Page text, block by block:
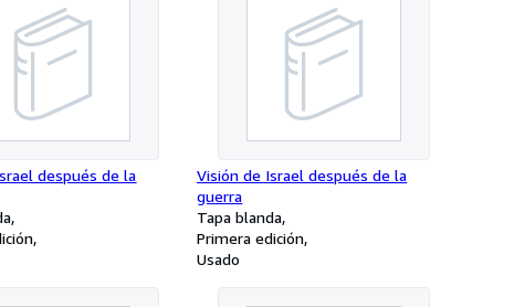
después de la
Visión de Israel después de la
guerra
Tapa blanda
Primera edición
Usado